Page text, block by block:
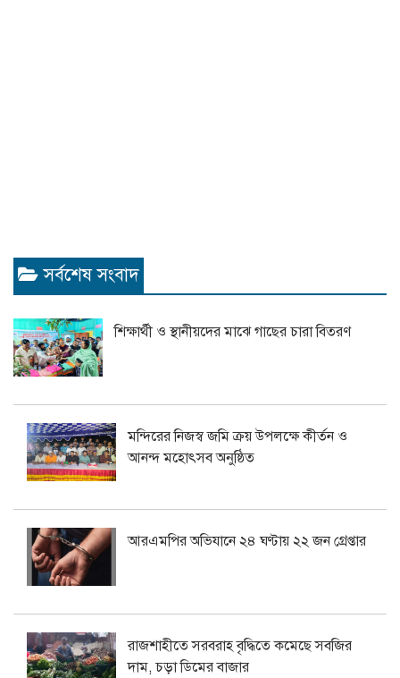
সর্বশেষ সংবাদ
শিক্ষার্থী ও স্থানীয়দের মাঝে গাছের চারা বিতরণ
মন্দিরের নিজস্ব জমি ক্রয় উপলক্ষে কীর্তন ও
আনন্দ মহোৎসব অনুষ্ঠিত
আরএমপির অভিযানে ২৪ ঘণ্টায় ২২ জন গ্রেপ্তার
রাজশাহীতে সরবরাহ বৃদ্ধিতে কমেছে সবজির
দাম, চড়া ডিমের বাজার